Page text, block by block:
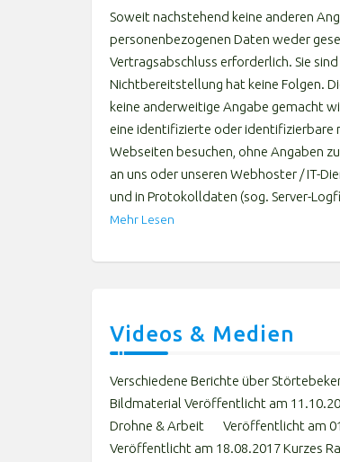
Soweit nachstehend keine anderen
personenbezogenen Daten weder
Vertragsabschluss erforderlich. Sie
Nichtbereitstellung hat keine Folgen.
keine anderweitige Angabe gemacht
eine identifizierte oder identifizierbare
Webseiten besuchen, ohne Angaben
an uns oder unseren Webhoster / IT-
und in Protokolldaten (sog. Server-
Mehr Lesen
Videos & Medien
Verschiedene Berichte über
Bildmaterial Veröffentlicht am
Drohne & Arbeit Veröffentlicht am
Veröffentlicht am 18.08.2017 Kurzes